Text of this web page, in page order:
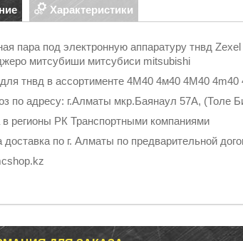
Характеристики
пара под электронную аппаратуру тнвд
митсубиши митсубиси mitsubishi
тнвд в ассортименте 4М40 4м40 4M40
по адресу: г.Алматы мкр.Баянаул 57А, (Толе
в регионы РК
по г. Алматы по предварительной